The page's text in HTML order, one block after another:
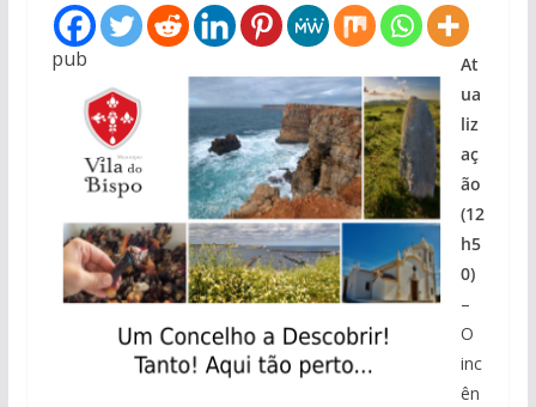
pub
At
ua
liz
aç
ão
(12
h5
0)
–
O
inc
ên